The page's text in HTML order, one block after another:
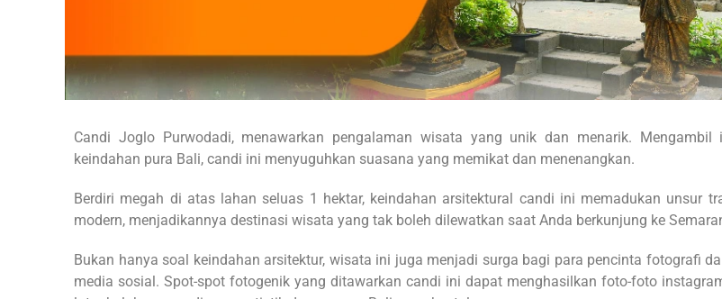
Candi Joglo Purwodadi, menawarkan pengalaman wisata yang unik dan menarik. Mengambil
keindahan pura Bali, candi ini menyuguhkan suasana yang memikat dan menenangkan.
Berdiri megah di atas lahan seluas 1 hektar, keindahan arsitektural candi ini memadukan unsur
modern, menjadikannya destinasi wisata yang tak boleh dilewatkan saat Anda berkunjung ke
Bukan hanya soal keindahan arsitektur, wisata ini juga menjadi surga bagi para pencinta fotografi
media sosial. Spot-spot fotogenik yang ditawarkan candi ini dapat menghasilkan foto-foto